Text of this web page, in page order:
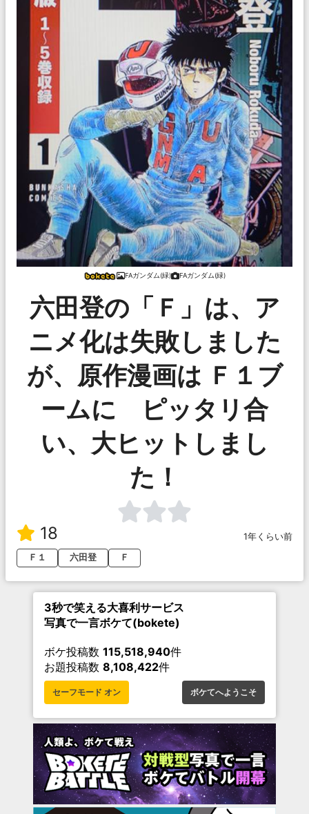
FAガンダム(緑) FAガンダム(緑)
六田登の「Ｆ」は、ア
ニメ化は失敗しました
が、原作漫画は Ｆ１ブ
ームに ピッタリ合
い、大ヒットしまし
た！
18
1年くらい前
Ｆ１
六田登 Ｆ
3秒で笑える大喜利サービス
写真で一言ボケて(bokete)
ボケ投稿数 115,518,940件
お題投稿数 8,108,422件
セーフモード オン ボケてへようこそ